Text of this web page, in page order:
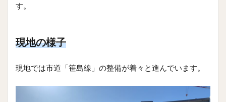
す。
現地の様子
現地では市道「笹島線」の整備が着々と進んでいます。